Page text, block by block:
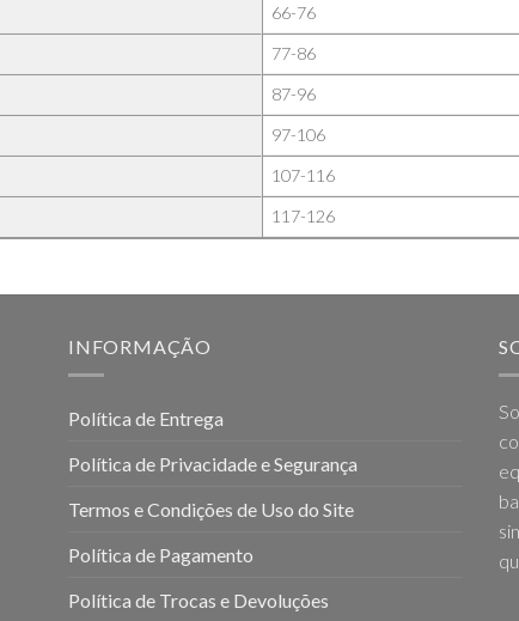
66-76
77-86
87-96
97-106
107-116
117-126
INFORMAÇÃO
Política de Entrega
Política de Privacidade e Segurança
Termos e Condições de Uso do Site
Política de Pagamento
Política de Trocas e Devoluções